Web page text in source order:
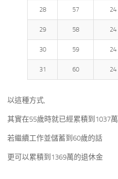
28 57 24
29 58 24
30 59 24
31 60 24
以這種方式,
其實在55歲時就已經累積到1037萬
若繼續工作並儲蓄到60歲的話
更可以累積到1369萬的退休金